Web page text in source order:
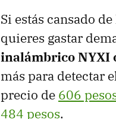
Si estás cansado
quieres gastar
inalámbrico NYXI
más para detectar
precio de 606
484 pesos.